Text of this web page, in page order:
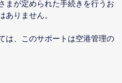
まが定められた手続きを行うお
ありません。
は、このサポートは空港管理の